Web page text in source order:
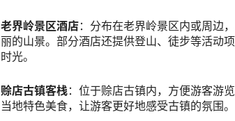
老界岭景区酒店：分布在老界岭景区内或周边
丽的山景。部分酒店还提供登山、徒步等活动
时光。
赊店古镇客栈：位于赊店古镇内，方便游客游
当地特色美食，让游客更好地感受古镇的氛围。